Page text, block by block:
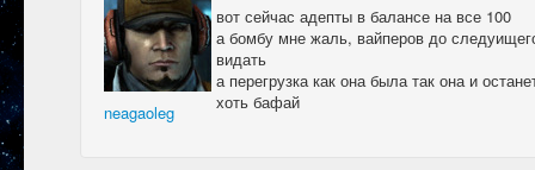
neagaoleg
вот сейчас адепты в балансе на все 100
а бомбу мне жаль, вайперов до
видать
а перегрузка как она была так она и
хоть бафай